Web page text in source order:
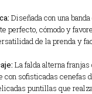
Diseñada con una
perfecto, cómodo y
de la prenda y
La falda alterna
con sofisticadas cenefas
puntillas que